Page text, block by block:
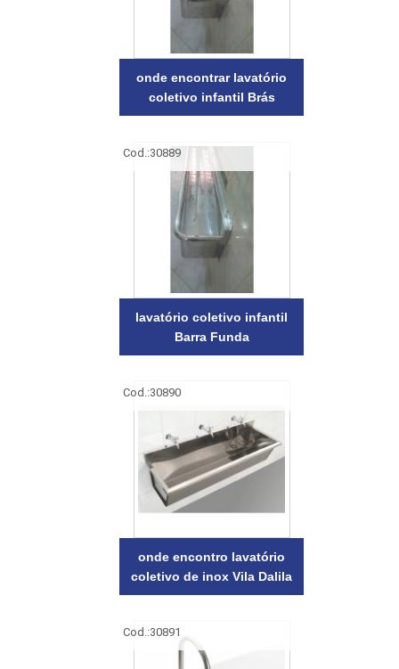
onde encontrar lavatório
coletivo infantil Brás
Cod.:30889
lavatório coletivo infantil
Barra Funda
Cod.:30890
onde encontro lavatório
coletivo de inox Vila Dalila
Cod.:30891